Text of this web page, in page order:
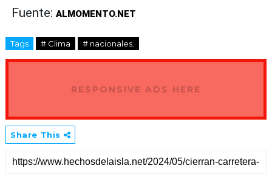
Fuente: ALMOMENTO.NET
Tags # Clima # nacionales.
RESPONSIVE ADS HERE
Share This